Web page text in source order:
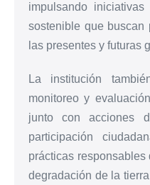
impulsando
sostenible que buscan
las presentes y futuras
La institución
monitoreo y
junto con acciones
participación
prácticas
degradación de la